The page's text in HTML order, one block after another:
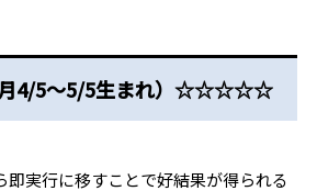
月4/5～5/5生まれ）☆☆☆☆☆
即実行に移すことで好結果が得られる